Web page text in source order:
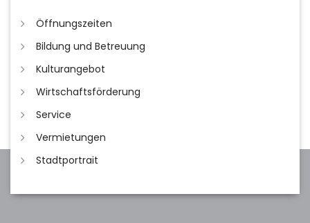
Öffnungszeiten
Bildung und Betreuung
Kulturangebot
Wirtschaftsförderung
Service
Vermietungen
Stadtportrait